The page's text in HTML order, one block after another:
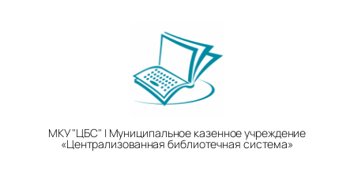
МКУ "ЦБС" | Муниципальное казенное учреждение
«Централизованная библиотечная система»